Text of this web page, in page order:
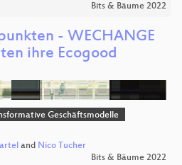
Bits & Bäume 2022
- WECHANGE
ihre Ecogood
Geschäftsmodelle
and Nico Tucher
Bits & Bäume 2022